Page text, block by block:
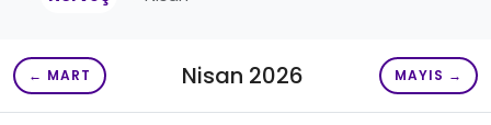
← MART Nisan 2026 MAYIS →